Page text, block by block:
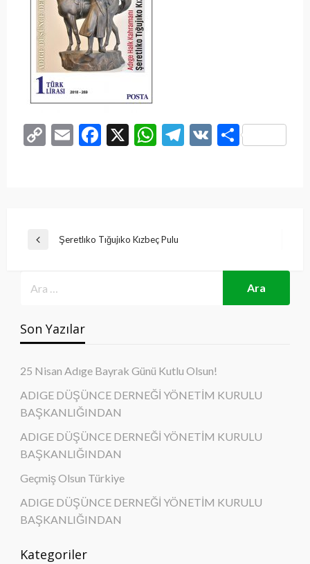
CopyEmailFacebook
X WhatsApp
Telegram
VKShare
Yazı
PreviousŞeretlıko Tığujıko Kızbeç Pulu
Son Yazılar
25 Nisan Adıge Bayrak Günü Kutlu Olsun!
ADIGE DÜŞÜNCE DERNEĞİ YÖNETİM KURULU
BAŞKANLIĞINDAN
ADIGE DÜŞÜNCE DERNEĞİ YÖNETİM KURULU
BAŞKANLIĞINDAN
Geçmiş Olsun Türkiye
ADIGE DÜŞÜNCE DERNEĞİ YÖNETİM KURULU
BAŞKANLIĞINDAN
Kategoriler